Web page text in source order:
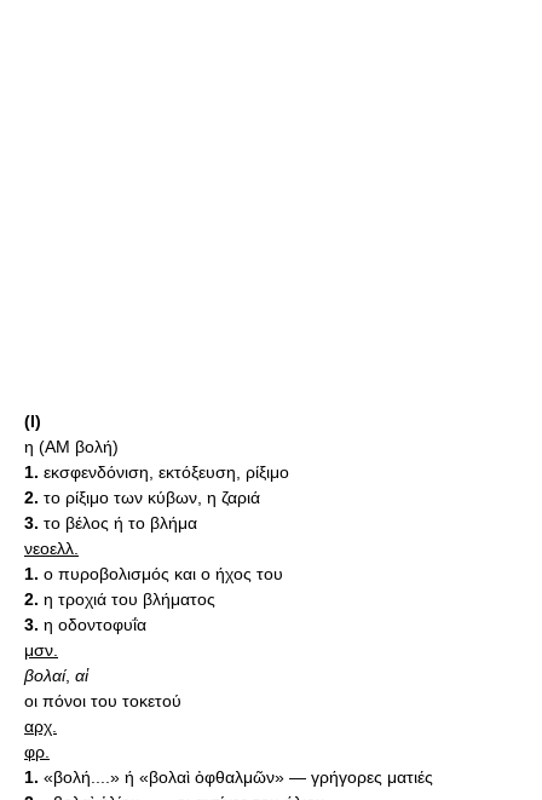
(I)
η (AM βολή)
1. εκσφενδόνιση, εκτόξευση, ρίξιμο
2. το ρίξιμο των κύβων, η ζαριά
3. το βέλος ή το βλήμα
νεοελλ.
1. ο πυροβολισμός και ο ήχος του
2. η τροχιά του βλήματος
3. η οδοντοφυΐα
μσν.
βολαί, αἱ
οι πόνοι του τοκετού
αρχ.
φρ.
1. «βολή....» ή «βολαὶ ὀφθαλμῶν» — γρήγορες ματιές